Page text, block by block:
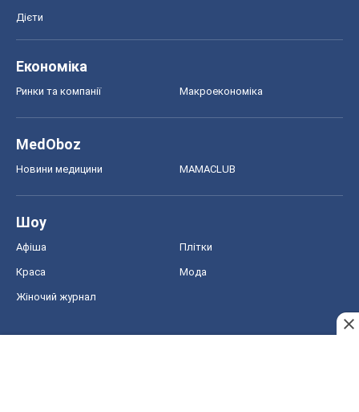
Дієти
Економіка
Ринки та компанії Макроекономіка
MedOboz
Новини медицини MAMACLUB
Шоу
Афіша Плітки
Краса Мода
Жіночий журнал